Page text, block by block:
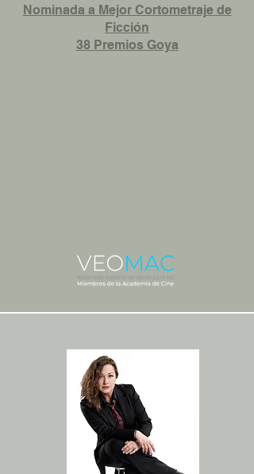
Nominada a Mejor Cortometraje de
Ficción
38 Premios Goya